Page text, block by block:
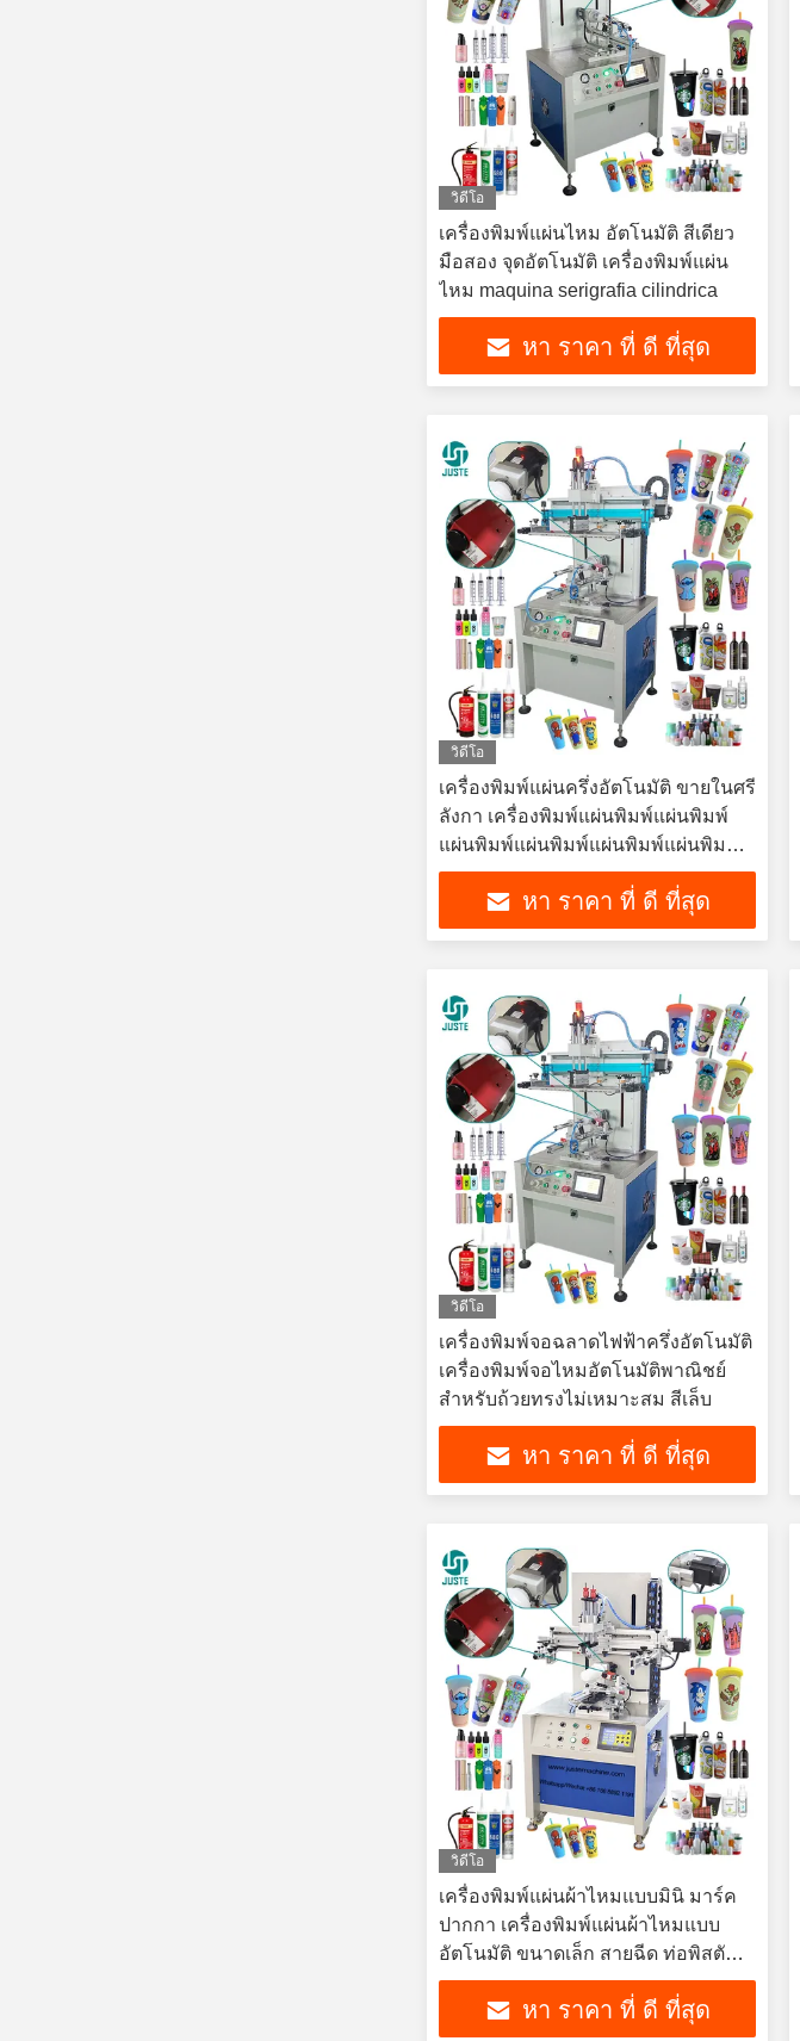
วิดีโอ
เครื่องพิมพ์แผ่นไหม อัตโนมัติ สีเดียว
มือสอง จุดอัตโนมัติ เครื่องพิมพ์แผ่น
ไหม maquina serigrafia cilindrica
หา ราคา ที่ ดี ที่สุด
วิดีโอ
เครื่องพิมพ์แผ่นครึ่งอัตโนมัติ ขายในศรี
ลังกา เครื่องพิมพ์แผ่นพิมพ์แผ่นพิมพ์
แผ่นพิมพ์แผ่นพิมพ์แผ่นพิมพ์แผ่นพิมพ์
แผ่นพิมพ์แผ่นพิมพ์แผ่นพิมพ์แผ่นพิมพ์
แผ่นพิมพ์แผ่นพิมพ์แผ่นพิมพ์แผ่นพิมพ์
แผ่นพิมพ์แผ่นพิมพ์
หา ราคา ที่ ดี ที่สุด
วิดีโอ
เครื่องพิมพ์จอฉลาดไฟฟ้าครึ่งอัตโนมัติ
เครื่องพิมพ์จอไหมอัตโนมัติพาณิชย์
สําหรับถ้วยทรงไม่เหมาะสม สีเล็บ
หา ราคา ที่ ดี ที่สุด
วิดีโอ
เครื่องพิมพ์แผ่นผ้าไหมแบบมินิ มาร์ค
ปากกา เครื่องพิมพ์แผ่นผ้าไหมแบบ
อัตโนมัติ ขนาดเล็ก สายฉีด ท่อพิสตัน
ปากกาลูกกลอง
หา ราคา ที่ ดี ที่สุด